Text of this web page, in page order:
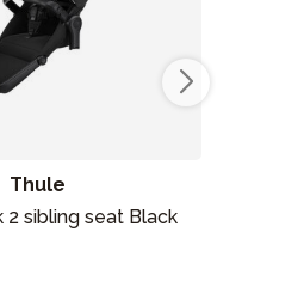
Thule
2 sibling seat Black